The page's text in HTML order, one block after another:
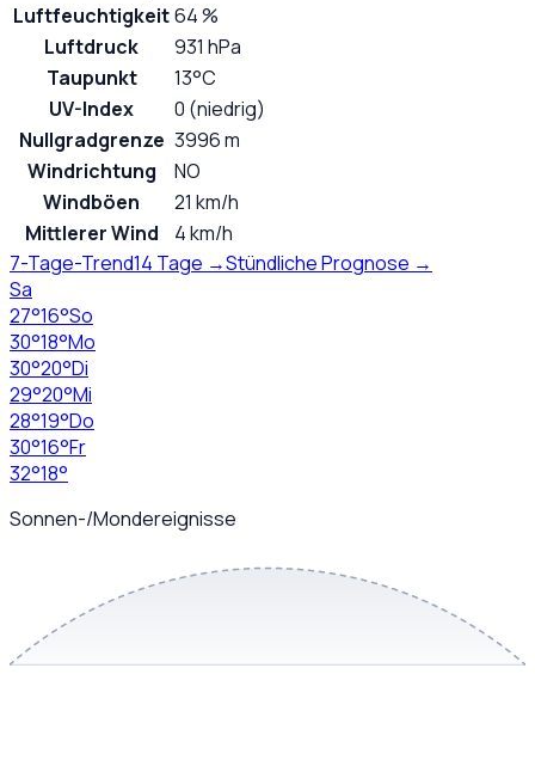
Luftfeuchtigkeit64 %
Luftdruck
931 hPa
Taupunkt
13°C
UV-Index
0 (niedrig)
Nullgradgrenze 3996 m
Windrichtung
NO
Windböen
21 km/h
Mittlerer Wind
4 km/h
7-Tage-Trend14 Tage →Stündliche Prognose →
Sa
27°16°So
30°18°Mo
30°20°Di
29°20°Mi
28°19°Do
30°16°Fr
32°18°
Sonnen-/Mondereignisse